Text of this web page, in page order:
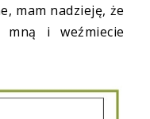
mam nadzieję, że
mną i weźmiecie